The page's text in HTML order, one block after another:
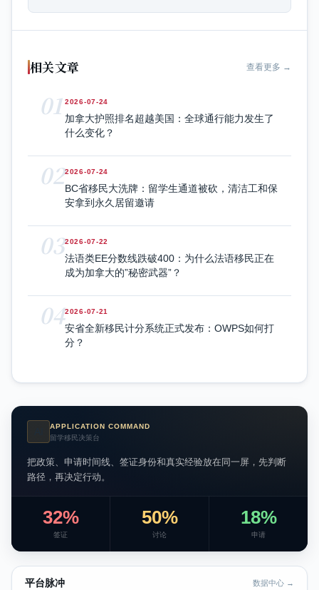
相关文章 查看更多 →
01 2026-07-24
加拿大护照排名超越美国：全球通行能力发生了
什么变化？
022026-07-24
BC省移民大洗牌：留学生通道被砍，清洁工和保
安拿到永久居留邀请
032026-07-22
法语类EE分数线跌破400：为什么法语移民正在
成为加拿大的”秘密武器”？
042026-07-21
安省全新移民计分系统正式发布：OWPS如何打
分？
APPLICATION COMMAND
留学移民决策台
把政策、申请时间线、签证身份和真实经验放在同一屏，先判断
路径，再决定行动。
32%
签证
50%
讨论
18%
申请
平台脉冲 数据中心 →